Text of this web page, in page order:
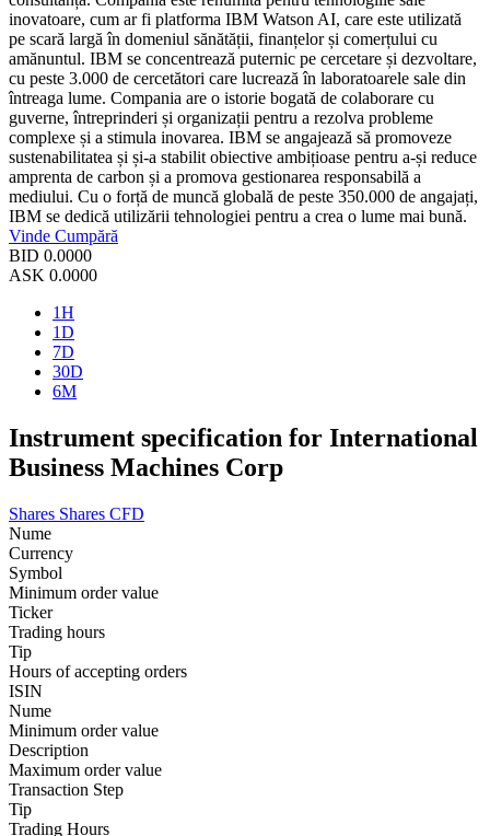
inovatoare, cum ar fi platforma IBM Watson AI, care este utilizată
pe scară largă în domeniul sănătății, finanțelor și comerțului cu
amănuntul. IBM se concentrează puternic pe cercetare și dezvoltare,
cu peste 3.000 de cercetători care lucrează în laboratoarele sale din
întreaga lume. Compania are o istorie bogată de colaborare cu
guverne, întreprinderi și organizații pentru a rezolva probleme
complexe și a stimula inovarea. IBM se angajează să promoveze
sustenabilitatea și și-a stabilit obiective ambițioase pentru a-și reduce
amprenta de carbon și a promova gestionarea responsabilă a
mediului. Cu o forță de muncă globală de peste 350.000 de angajați,
IBM se dedică utilizării tehnologiei pentru a crea o lume mai bună.
Vinde Cumpără
BID 0.0000
ASK 0.0000
1H
1D
7D
30D
6M
Instrument specification for International
Business Machines Corp
Shares Shares CFD
Nume
Currency
Symbol
Minimum order value
Ticker
Trading hours
Tip
Hours of accepting orders
ISIN
Nume
Minimum order value
Description
Maximum order value
Transaction Step
Tip
Trading Hours